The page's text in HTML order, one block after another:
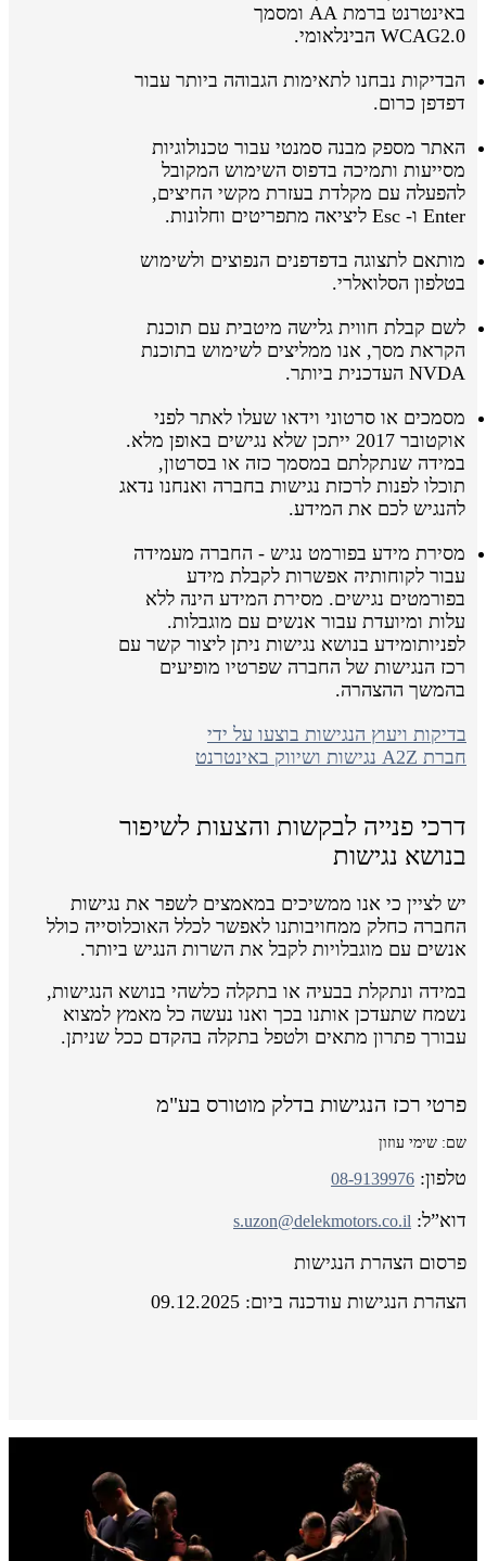
באינטרנט ברמת AA ומסמך
WCAG2.0 הבינלאומי.
הבדיקות נבחנו לתאימות הגבוהה ביותר עבור
דפדפן כרום.
האתר מספק מבנה סמנטי עבור טכנולוגיות
מסייעות ותמיכה בדפוס השימוש המקובל
להפעלה עם מקלדת בעזרת מקשי החיצים,
Enter ו- Esc ליציאה מתפריטים וחלונות.
מותאם לתצוגה בדפדפנים הנפוצים ולשימוש
בטלפון הסלואלרי.
לשם קבלת חווית גלישה מיטבית עם תוכנת
הקראת מסך, אנו ממליצים לשימוש בתוכנת
NVDA העדכנית ביותר.
מסמכים או סרטוני וידאו שעלו לאתר לפני
אוקטובר 2017 ייתכן שלא נגישים באופן מלא.
במידה שנתקלתם במסמך כזה או בסרטון,
תוכלו לפנות לרכזת נגישות בחברה ואנחנו נדאג
להנגיש לכם את המידע.
מסירת מידע בפורמט נגיש - החברה מעמידה
עבור לקוחותיה אפשרות לקבלת מידע
בפורמטים נגישים. מסירת המידע הינה ללא
עלות ומיועדת עבור אנשים עם מוגבלות.
לפניותומידע בנושא נגישות ניתן ליצור קשר עם
רכז הנגישות של החברה שפרטיו מופיעים
בהמשך ההצהרה.
בדיקות ויעוץ הנגישות בוצעו על ידי
חברת A2Z נגישות ושיווק באינטרנט
דרכי פנייה לבקשות והצעות לשיפור
בנושא נגישות
יש לציין כי אנו ממשיכים במאמצים לשפר את נגישות
החברה כחלק ממחויבותנו לאפשר לכלל האוכלוסייה כולל
אנשים עם מוגבלויות לקבל את השרות הנגיש ביותר.
במידה ונתקלת בבעיה או בתקלה כלשהי בנושא הנגישות,
נשמח שתעדכן אותנו בכך ואנו נעשה כל מאמץ למצוא
עבורך פתרון מתאים ולטפל בתקלה בהקדם ככל שניתן.
פרטי רכז הנגישות בדלק מוטורס בע"מ
שם: שימי עוזון
טלפון: 08-9139976
דוא”ל: s.uzon@delekmotors.co.il
פרסום הצהרת הנגישות
הצהרת הנגישות עודכנה ביום: 09.12.2025